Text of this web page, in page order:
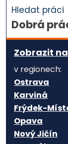
Hledat práci
Dobrá
Zobrazit
v regionech:
Ostrava
Karviná
Frýdek-
Opava
Nový Jičín